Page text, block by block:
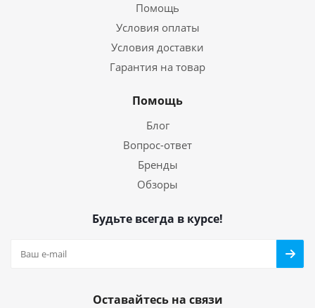
Помощь
Условия оплаты
Условия доставки
Гарантия на товар
Помощь
Блог
Вопрос-ответ
Бренды
Обзоры
Будьте всегда в курсе!
Оставайтесь на связи